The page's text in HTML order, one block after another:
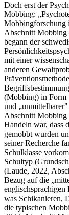
Doch erst der
Mobbing:
Mobbingforschung
Abschnitt Mobbing
begann der
mit einer
anderen
(Mobbing) in Form
und
Abschnitt Mobbing
Handeln war, dass
gemobbt wurden
seiner Recherche
Schulklasse
Schultyp
(Laude, 2022,
Bezug auf die
was Schikanieren,
die typischen